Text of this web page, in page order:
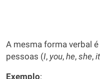
A mesma forma verbal
pessoas (I, you, he, she, it
Exemplo: